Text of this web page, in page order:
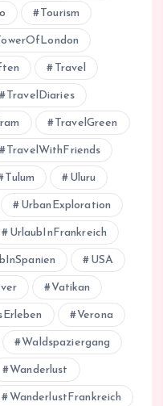
Tourism
Travel
TravelDiaries
TravelGreen
TravelWithFriends
Tulum Uluru
UrbanExploration
UrlaubInFrankreich
USA
Vatikan
Verona
Waldspaziergang
Wanderlust
WanderlustFrankreich